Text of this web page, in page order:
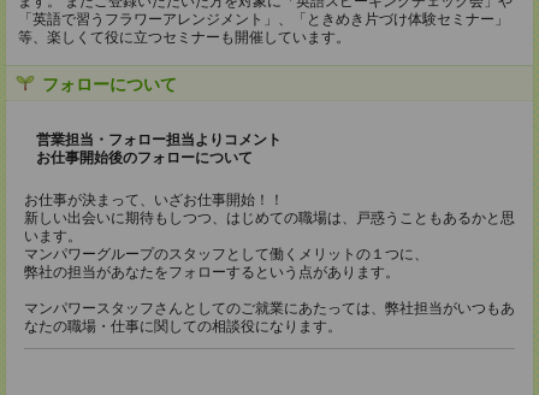
「英語で習うフラワーアレンジメント」、「ときめき片づけ体験セミナー」
等、楽しくて役に立つセミナーも開催しています。
フォローについて
営業担当・フォロー担当よりコメント
お仕事開始後のフォローについて
お仕事が決まって、いざお仕事開始！！
新しい出会いに期待もしつつ、はじめての職場は、戸惑うこともあるかと思
います。
マンパワーグループのスタッフとして働くメリットの１つに、
弊社の担当があなたをフォローするという点があります。
マンパワースタッフさんとしてのご就業にあたっては、弊社担当がいつもあ
なたの職場・仕事に関しての相談役になります。